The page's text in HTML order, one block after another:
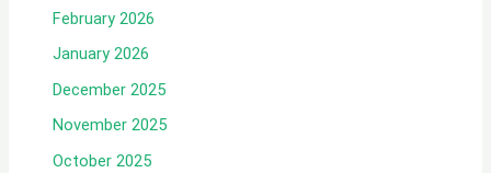
February 2026
January 2026
December 2025
November 2025
October 2025